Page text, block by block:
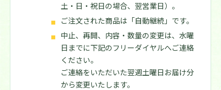
土・日・祝日の場合、翌営業日）。
ご注文された商品は「自動継続」です。
中止、再開、内容・数量の変更は、水曜
日までに下記のフリーダイヤルへご連絡
ください。
ご連絡をいただいた翌週土曜日お届け分
から変更いたします。